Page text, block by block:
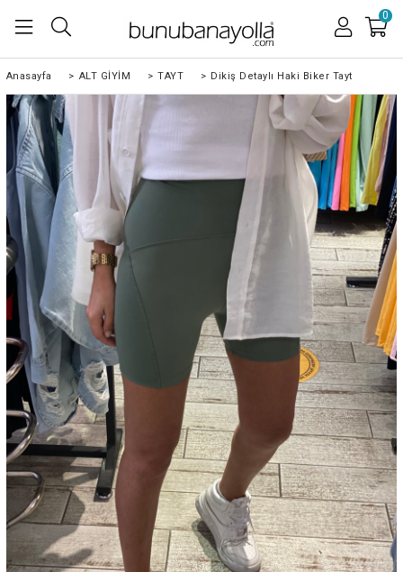
0
Anasayfa > ALT GİYİM > TAYT > Dikiş Detaylı Haki Biker Tayt